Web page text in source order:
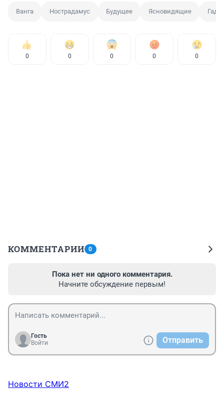
Ванга Нострадамус Будущее Ясновидящие
0 0 0 0 0
КОММЕНТАРИИ 0
Пока нет ни одного комментария.
Начните обсуждение первым!
Гость
Войти
Отправить
Новости СМИ2